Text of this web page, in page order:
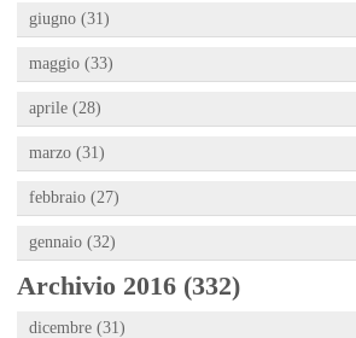
giugno (31)
maggio (33)
aprile (28)
marzo (31)
febbraio (27)
gennaio (32)
Archivio 2016 (332)
dicembre (31)